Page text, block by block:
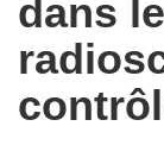
dans